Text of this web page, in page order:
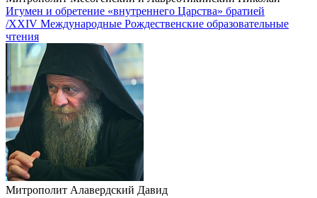
Игумен и обретение «внутреннего Царства» братией
/XXIV Международные Рождественские образовательные
чтения
Митрополит Алавердский Давид